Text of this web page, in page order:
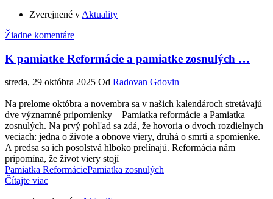
Zverejnené v Aktuality
Žiadne komentáre
K pamiatke Reformácie a pamiatke zosnulých …
streda, 29 októbra 2025 Od Radovan Gdovin
Na prelome októbra a novembra sa v našich kalendároch stretávajú
dve významné pripomienky – Pamiatka reformácie a Pamiatka
zosnulých. Na prvý pohľad sa zdá, že hovoria o dvoch rozdielnych
veciach: jedna o živote a obnove viery, druhá o smrti a spomienke.
A predsa sa ich posolstvá hlboko prelínajú. Reformácia nám
pripomína, že život viery stojí
Pamiatka ReformáciePamiatka zosnulých
Čítajte viac